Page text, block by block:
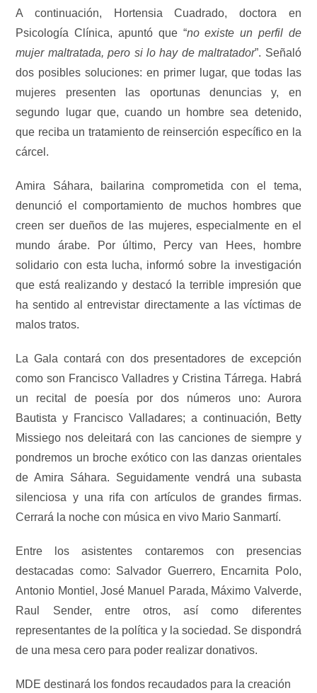
A continuación, Hortensia Cuadrado, doctora en
Psicología Clínica, apuntó que “no existe un perfil de
mujer maltratada, pero si lo hay de maltratador”. Señaló
dos posibles soluciones: en primer lugar, que todas las
mujeres presenten las oportunas denuncias y, en
segundo lugar que, cuando un hombre sea detenido,
que reciba un tratamiento de reinserción específico en la
cárcel.
Amira Sáhara, bailarina comprometida con el tema,
denunció el comportamiento de muchos hombres que
creen ser dueños de las mujeres, especialmente en el
mundo árabe. Por último, Percy van Hees, hombre
solidario con esta lucha, informó sobre la investigación
que está realizando y destacó la terrible impresión que
ha sentido al entrevistar directamente a las víctimas de
malos tratos.
La Gala contará con dos presentadores de excepción
como son Francisco Valladres y Cristina Tárrega. Habrá
un recital de poesía por dos números uno: Aurora
Bautista y Francisco Valladares; a continuación, Betty
Missiego nos deleitará con las canciones de siempre y
pondremos un broche exótico con las danzas orientales
de Amira Sáhara. Seguidamente vendrá una subasta
silenciosa y una rifa con artículos de grandes firmas.
Cerrará la noche con música en vivo Mario Sanmartí.
Entre los asistentes contaremos con presencias
destacadas como: Salvador Guerrero, Encarnita Polo,
Antonio Montiel, José Manuel Parada, Máximo Valverde,
Raul Sender, entre otros, así como diferentes
representantes de la política y la sociedad. Se dispondrá
de una mesa cero para poder realizar donativos.
MDE destinará los fondos recaudados para la creación